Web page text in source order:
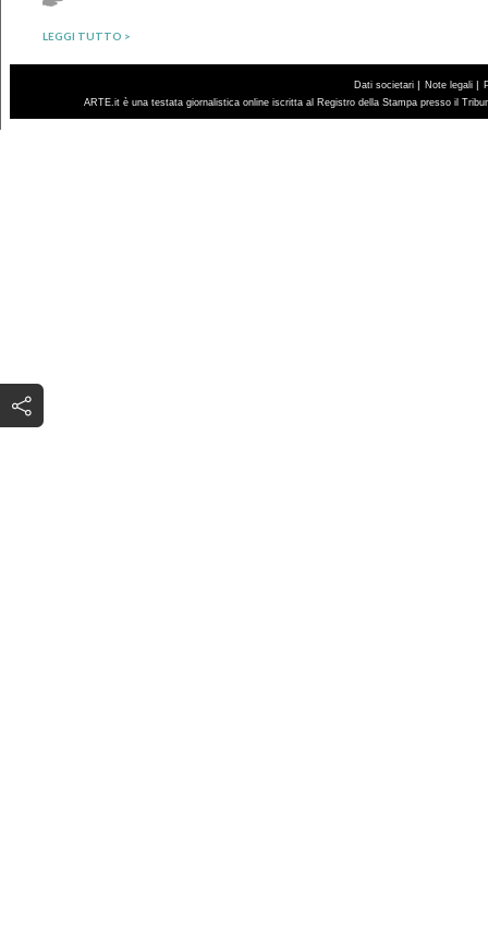
LEGGI TUTTO >
Dati societari | Note legali |
ARTE.it è una testata giornalistica online iscritta al Registro della Stampa presso il